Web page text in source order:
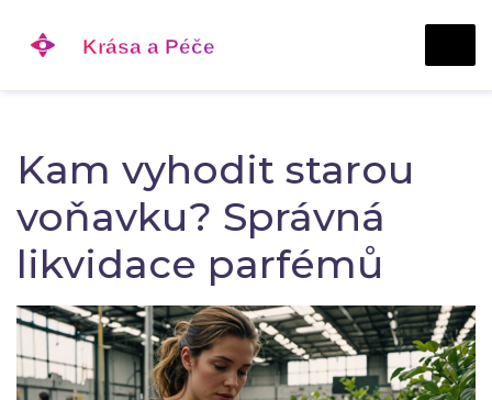
Kam vyhodit starou
voňavku? Správná
likvidace parfémů